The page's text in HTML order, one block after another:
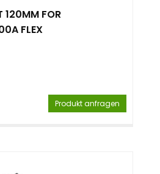
120MM FOR
FLEX
Produkt anfragen